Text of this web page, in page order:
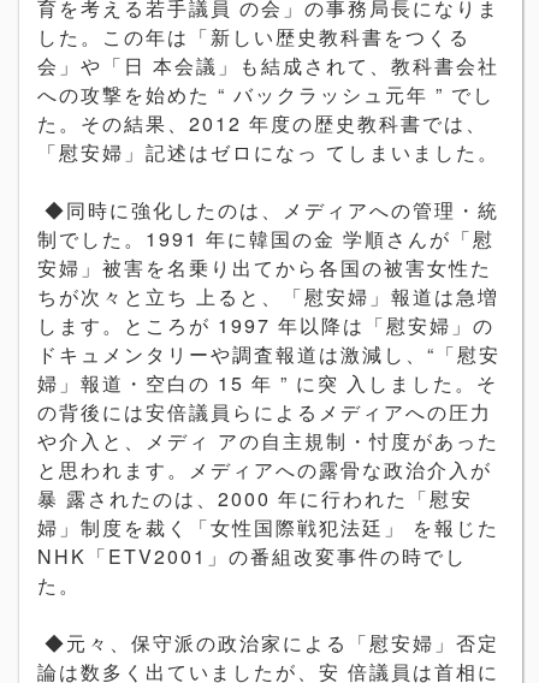
育を考える若手議員 の会」の事務局長になりま
した。この年は「新しい歴史教科書をつくる
会」や「日 本会議」も結成されて、教科書会社
への攻撃を始めた “ バックラッシュ元年 ” でし
た。その結果、2012 年度の歴史教科書では、
「慰安婦」記述はゼロになっ てしまいました。
◆同時に強化したのは、メディアへの管理・統
制でした。1991 年に韓国の金 学順さんが「慰
安婦」被害を名乗り出てから各国の被害女性た
ちが次々と立ち 上ると、「慰安婦」報道は急増
します。ところが 1997 年以降は「慰安婦」の
ドキュメンタリーや調査報道は激減し、“「慰安
婦」報道・空白の 15 年 ” に突 入しました。そ
の背後には安倍議員らによるメディアへの圧力
や介入と、メディ アの自主規制・忖度があった
と思われます。メディアへの露骨な政治介入が
暴 露されたのは、2000 年に行われた「慰安
婦」制度を裁く「女性国際戦犯法廷」 を報じた
NHK「ETV2001」の番組改変事件の時でし
た。
◆元々、保守派の政治家による「慰安婦」否定
論は数多く出ていましたが、安 倍議員は首相に